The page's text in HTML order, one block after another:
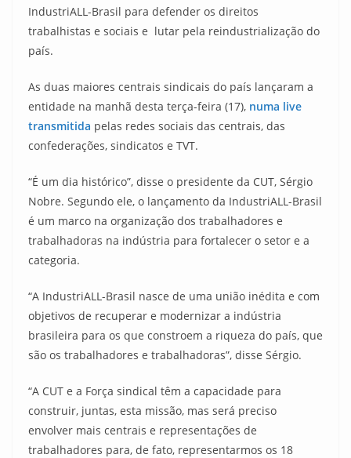
IndustriALL-Brasil para defender os direitos
trabalhistas e sociais e lutar pela reindustrialização do
país.
As duas maiores centrais sindicais do país lançaram a
entidade na manhã desta terça-feira (17), numa live
transmitida pelas redes sociais das centrais, das
confederações, sindicatos e TVT.
“É um dia histórico”, disse o presidente da CUT, Sérgio
Nobre. Segundo ele, o lançamento da IndustriALL-Brasil
é um marco na organização dos trabalhadores e
trabalhadoras na indústria para fortalecer o setor e a
categoria.
“A IndustriALL-Brasil nasce de uma união inédita e com
objetivos de recuperar e modernizar a indústria
brasileira para os que constroem a riqueza do país, que
são os trabalhadores e trabalhadoras”, disse Sérgio.
“A CUT e a Força sindical têm a capacidade para
construir, juntas, esta missão, mas será preciso
envolver mais centrais e representações de
trabalhadores para, de fato, representarmos os 18